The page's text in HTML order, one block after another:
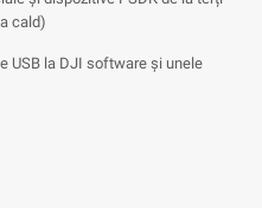
cald)
USB la DJI software și unele